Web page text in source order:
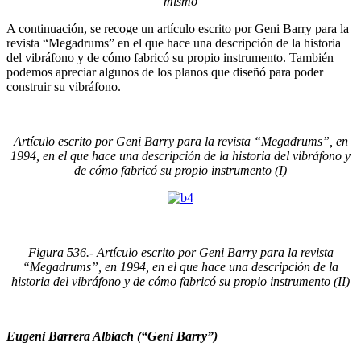
A continuación, se recoge un artículo escrito por Geni Barry para la
revista “Megadrums” en el que hace una descripción de la historia
del vibráfono y de cómo fabricó su propio instrumento. También
podemos apreciar algunos de los planos que diseñó para poder
construir su vibráfono.
Artículo escrito por Geni Barry para la revista “Megadrums”, en
1994, en el que hace una descripción de la historia del vibráfono y
de cómo fabricó su propio instrumento (I)
Figura 536.- Artículo escrito por Geni Barry para la revista
“Megadrums”, en 1994, en el que hace una descripción de la
historia del vibráfono y de cómo fabricó su propio instrumento (II)
Eugeni Barrera Albiach (“Geni Barry”)